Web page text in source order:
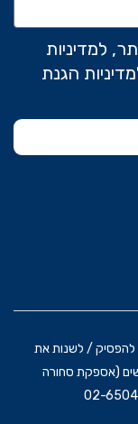
למדיניות
הגנת
להפסיק / לשנות את
(אספקת סחורה